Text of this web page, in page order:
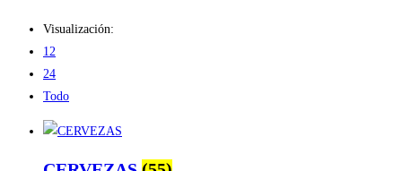
Visualización:
12
24
Todo